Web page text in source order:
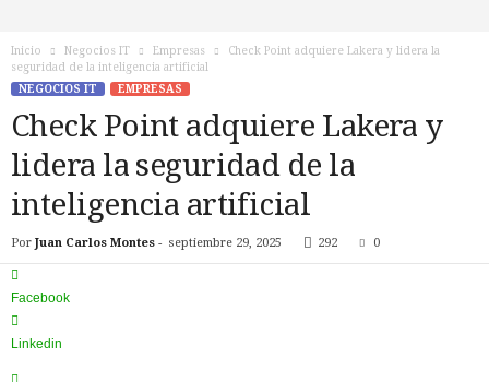
Inicio Negocios IT Empresas
Check Point adquiere Lakera y lidera la
seguridad de la inteligencia artificial
NEGOCIOS IT
EMPRESAS
Check Point adquiere Lakera y
lidera la seguridad de la
inteligencia artificial
Por Juan Carlos Montes - septiembre 29, 2025 292 0
Facebook
Linkedin